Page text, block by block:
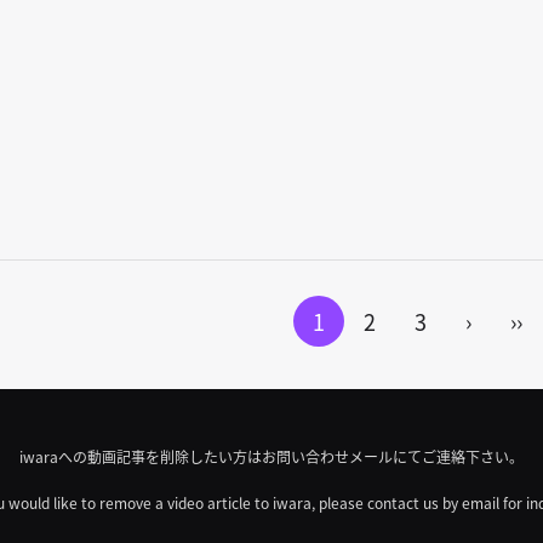
1 2 3 › ››
iwaraへの動画記事を削除したい方はお問い合わせメールにてご連絡下さい。
would like to remove a video article to iwara, please contact us by email for